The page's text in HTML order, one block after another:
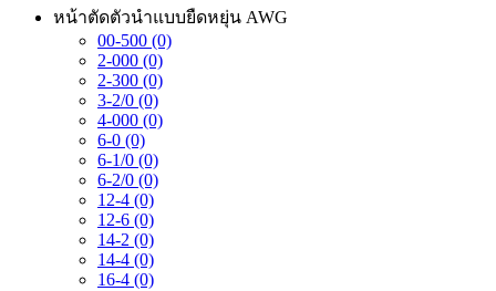
หน้าตัดตัวนำแบบยืดหยุ่น AWG
00-500 (0)
2-000 (0)
2-300 (0)
3-2/0 (0)
4-000 (0)
6-0 (0)
6-1/0 (0)
6-2/0 (0)
12-4 (0)
12-6 (0)
14-2 (0)
14-4 (0)
16-4 (0)